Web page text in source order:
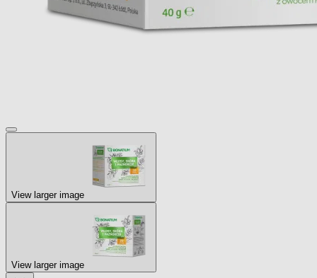
View larger image
View larger image